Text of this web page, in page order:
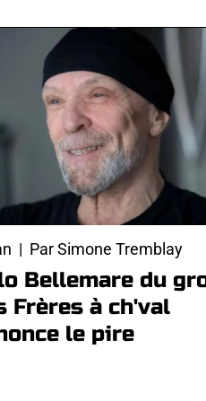
| Par Simone Tremblay
Bellemare du
Frères à ch'val
le pire